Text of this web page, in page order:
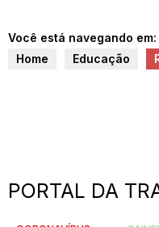
Você está navegando em:
Home
Educação
PORTAL DA